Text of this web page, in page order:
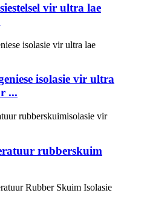
vir ultra lae
isolasie vir ultra
...
rubberskuim